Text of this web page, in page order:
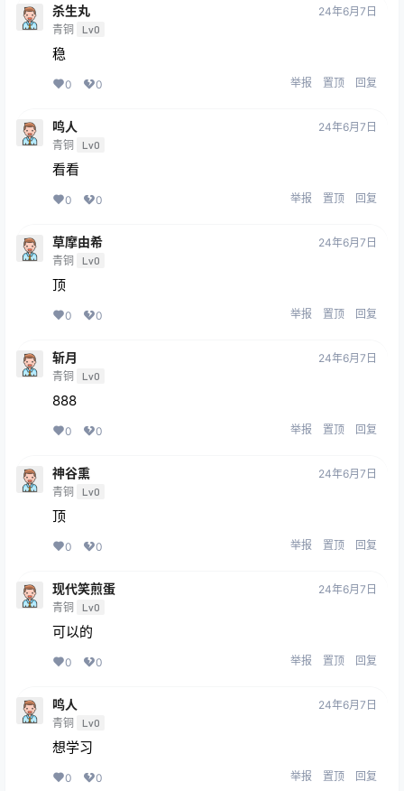
杀生丸
青铜 Lv0
24年6月7日
稳
0 0 举报 置顶 回复
鸣人
青铜 Lv0
24年6月7日
看看
0 0 举报 置顶 回复
草摩由希
青铜 Lv0
24年6月7日
顶
0 0 举报 置顶 回复
斩月
青铜 Lv0
24年6月7日
888
0 0 举报 置顶 回复
神谷熏
青铜 Lv0
24年6月7日
顶
0 0 举报 置顶 回复
现代笑煎蛋
青铜 Lv0
24年6月7日
可以的
0 0 举报 置顶 回复
鸣人
青铜 Lv0
24年6月7日
想学习
0 0 举报 置顶 回复